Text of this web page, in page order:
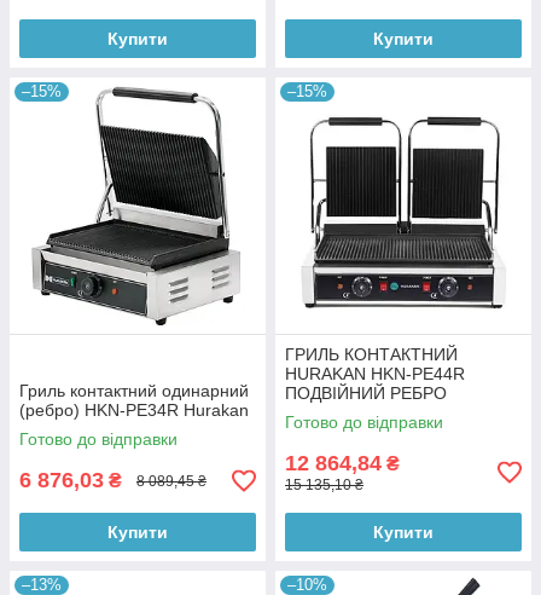
Купити Купити
–15%
Гриль контактний одинарний
(ребро) HKN-PE34R Hurakan
Готово до відправки
6 876,03 ₴ 8 089,45 ₴
Купити
–15%
ГРИЛЬ КОНТАКТНИЙ
HURAKAN HKN-PE44R
ПОДВІЙНИЙ РЕБРО
Готово до відправки
12 864,84 ₴
15 135,10 ₴
Купити
–13% –10%